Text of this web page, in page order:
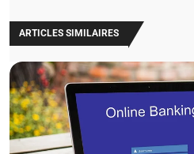
ARTICLES SIMILAIRES